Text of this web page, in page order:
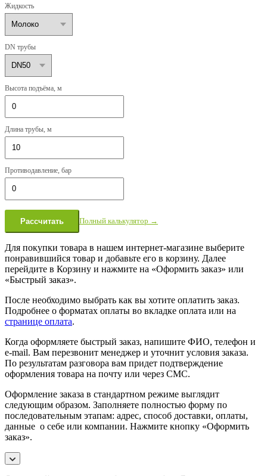
Жидкость
DN трубы
Высота подъёма, м
Длина трубы, м
Противодавление, бар
Рассчитать Полный калькулятор →
Для покупки товара в нашем интернет-магазине выберите
понравившийся товар и добавьте его в корзину. Далее
перейдите в Корзину и нажмите на «Оформить заказ» или
«Быстрый заказ».
После необходимо выбрать как вы хотите оплатить заказ.
Подробнее о форматах оплаты во вкладке оплата или на
странице оплата.
Когда оформляете быстрый заказ, напишите ФИО, телефон и
e-mail. Вам перезвонит менеджер и уточнит условия заказа.
По результатам разговора вам придет подтверждение
оформления товара на почту или через СМС.
Оформление заказа в стандартном режиме выглядит
следующим образом. Заполняете полностью форму по
последовательным этапам: адрес, способ доставки, оплаты,
данные о себе или компании. Нажмите кнопку «Оформить
заказ».